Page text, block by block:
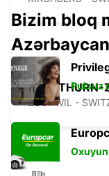
SOLOTHURN-
ZUCHWIL -
Bizim bloq
Pulsuz